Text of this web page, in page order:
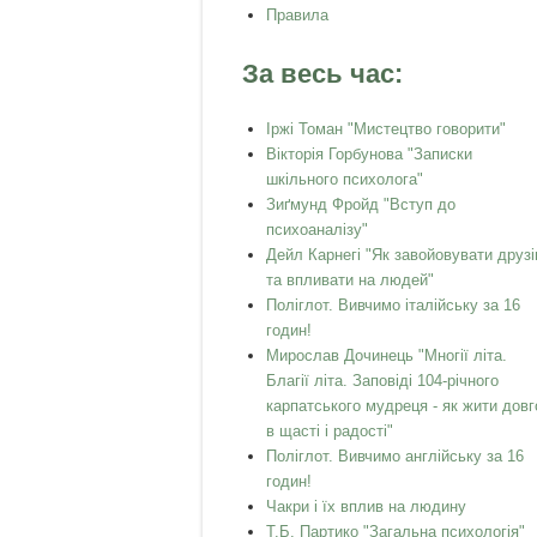
Правила
За весь час:
Іржі Томан "Мистецтво говорити"
Вікторія Горбунова "Записки
шкільного психолога"
Зиґмунд Фройд "Вступ до
психоаналізу"
Дейл Карнегі "Як завойовувати
та впливати на людей"
Поліглот. Вивчимо італійську за 16
годин!
Мирослав Дочинець "Многії літа.
Благії літа. Заповіді 104-річного
карпатського мудреця - як жити
в щасті і радості"
Поліглот. Вивчимо англійську за 16
годин!
Чакри і їх вплив на людину
Т.Б. Партико "Загальна психологія"